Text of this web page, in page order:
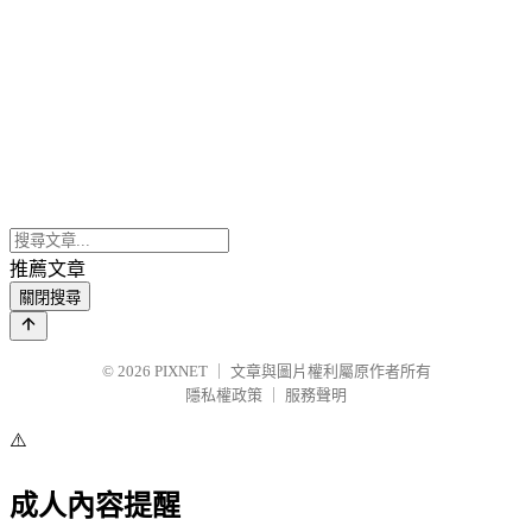
推薦文章
關閉搜尋
© 2026 PIXNET
文章與圖片權利屬原作者所有
隱私權政策
服務聲明
⚠️
成人內容提醒